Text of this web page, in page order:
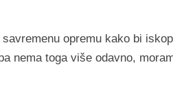
opremu kako bi
nema toga više odavno,